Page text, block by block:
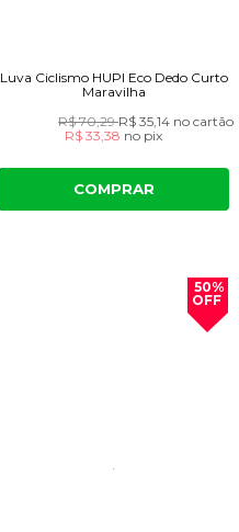
Luva Ciclismo HUPI Eco Dedo Curto
Maravilha
R$ 70,29R$ 35,14 no cartão
R$ 33,38 no pix
COMPRAR
50%
OFF